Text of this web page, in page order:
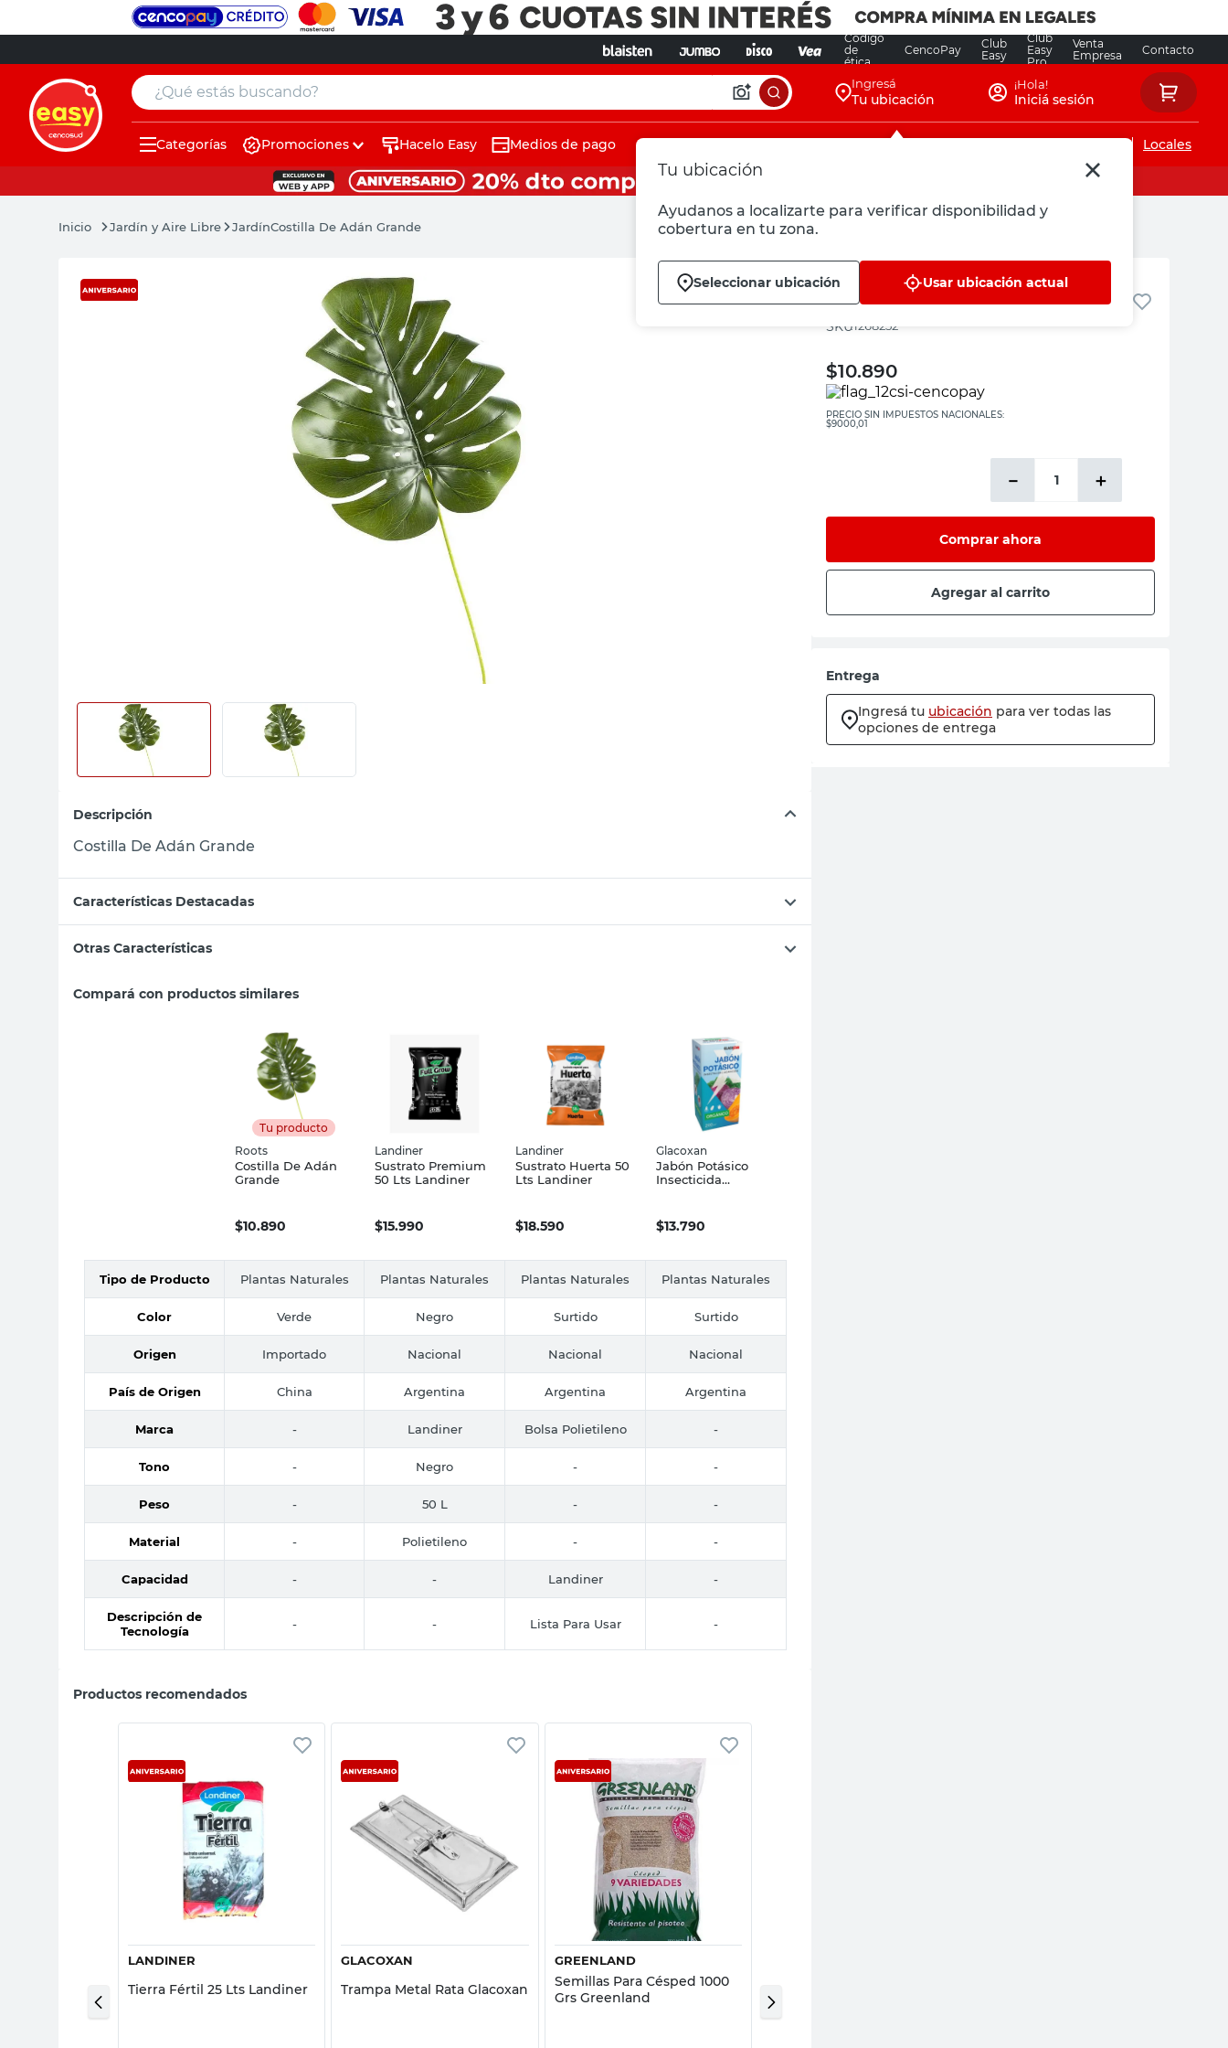
Código
de
ética
CencoPay
Club
Easy
Club
Easy
Pro
Venta
Empresa
Contacto
¿Qué estás buscando? Ingresá
Tu ubicación
Tu ubicación
Ayudanos a localizarte para verificar disponibilidad y
cobertura en tu zona.
Seleccionar ubicación Usar ubicación actual
¡Hola!
Iniciá sesión
Categorías Promociones Hacelo Easy Medios de pago Servicios de instalaciones Locales
Jardín y Aire Libre JardínCostilla De Adán Grande
Descripción
Costilla De Adán Grande
Características Destacadas
Otras Características
Compará con productos similares
Tu producto
Roots
Costilla De Adán
Grande
$10.890
Landiner
Sustrato Premium
50 Lts Landiner
$15.990
Landiner
Sustrato Huerta 50
Lts Landiner
$18.590
Glacoxan
Jabón Potásico
Insecticida
$13.790
Tipo de Producto Plantas Naturales Plantas Naturales Plantas Naturales Plantas Naturales
Color Verde Negro Surtido Surtido
Origen Importado Nacional Nacional Nacional
País de Origen China Argentina Argentina Argentina
Marca - Landiner Bolsa Polietileno -
Tono - Negro - -
Peso - 50 L - -
Material - Polietileno - -
Capacidad - - Landiner -
Descripción de
Tecnología
- - Lista Para Usar -
Productos recomendados
Vista rápida
LANDINER
Tierra Fértil 25 Lts Landiner
Vista rápida
GLACOXAN
Trampa Metal Rata Glacoxan
Vista rápida
GREENLAND
Semillas Para Césped 1000
Grs Greenland
Roots
Costilla De Adán Grande
:1268252
$10.890
PRECIO SIN IMPUESTOS NACIONALES:
$9000,01
＋
－
Comprar ahora
Agregar al carrito
Entrega
Ingresá tu ubicación para ver todas las
opciones de entrega
muebles